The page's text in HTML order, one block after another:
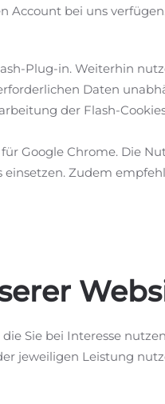
Account bei uns
Plug-in. Weiterhin
Daten
der Flash-
Google Chrome. Die
einsetzen. Zudem
Sie bei Interesse
jeweiligen Leistung